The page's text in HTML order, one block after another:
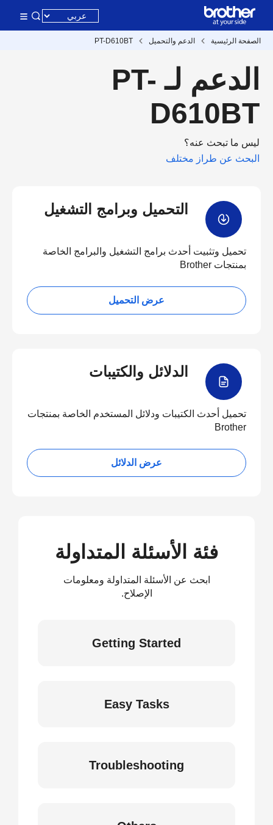
الصفحة الرئيسية الدعم والتحميل PT-D610BT
الدعم لـ PT-
D610BT
ليس ما تبحث عنه؟
البحث عن طراز مختلف
التحميل وبرامج التشغيل
تحميل وتثبيت أحدث برامج التشغيل والبرامج الخاصة
بمنتجات Brother
عرض التحميل
الدلائل والكتيبات
تحميل أحدث الكتيبات ودلائل المستخدم الخاصة بمنتجات
Brother
عرض الدلائل
فئة الأسئلة المتداولة
ابحث عن الأسئلة المتداولة ومعلومات
الإصلاح.
Getting Started
Easy Tasks
Troubleshooting